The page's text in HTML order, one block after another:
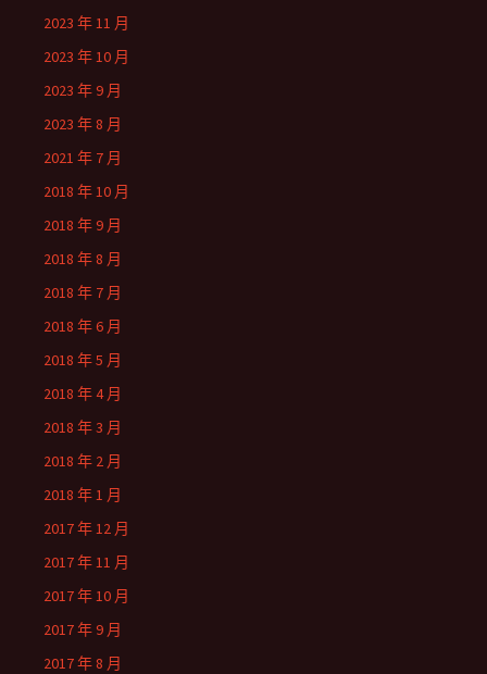
2023 年 11 月
2023 年 10 月
2023 年 9 月
2023 年 8 月
2021 年 7 月
2018 年 10 月
2018 年 9 月
2018 年 8 月
2018 年 7 月
2018 年 6 月
2018 年 5 月
2018 年 4 月
2018 年 3 月
2018 年 2 月
2018 年 1 月
2017 年 12 月
2017 年 11 月
2017 年 10 月
2017 年 9 月
2017 年 8 月